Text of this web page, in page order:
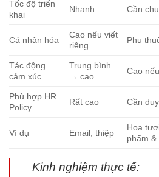
Tốc độ triển
khai
Nhanh Cần
Cá nhân hóa
Cao nếu viết
riêng
Phụ
Tác động
cảm xúc
Trung bình
→ cao
Cao
Phù hợp HR
Policy
Rất cao Cần
Ví dụ Email, thiệp
Hoa
phẩm
Kinh nghiệm thực tế: